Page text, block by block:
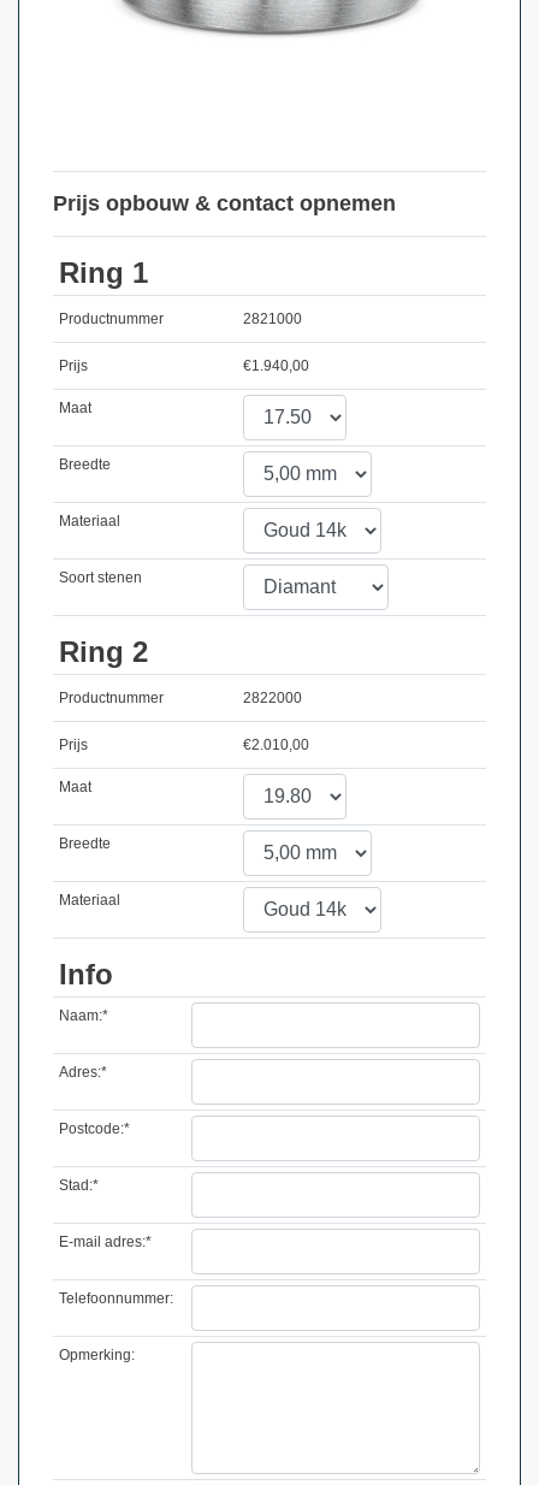
Prijs opbouw & contact opnemen
Ring 1
Productnummer 2821000
Prijs €1.940,00
Maat
Breedte
Materiaal
Soort stenen
Ring 2
Productnummer 2822000
Prijs €2.010,00
Maat
Breedte
Materiaal
Info
Naam:*
Adres:*
Postcode:*
Stad:*
E-mail adres:*
Telefoonnummer:
Opmerking: